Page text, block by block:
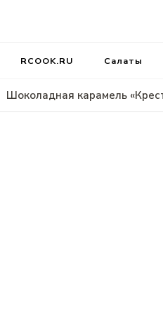
RCOOK.RU Салаты
Шоколадная карамель